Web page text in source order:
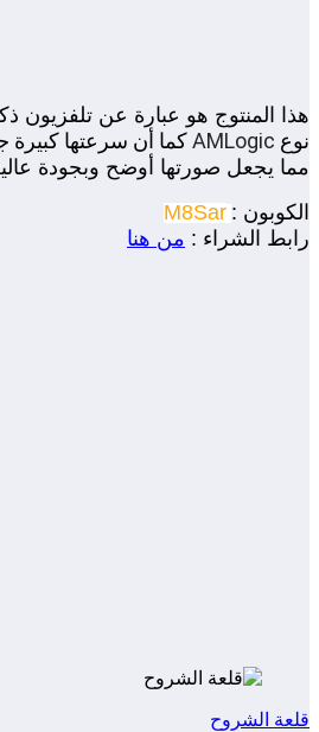
هذا المنتوج هو عبارة عن تلفزيون
نوع AMLogicكما أن سرعتها كبيرة جدا ويحتوي على نظام 6.0 أندرويد و64 بايت كما
مما يجعل صورتها أوضح وبجودة
الكوبون : M8Sar
رابط الشراء : من هنا
قلعة الشروح